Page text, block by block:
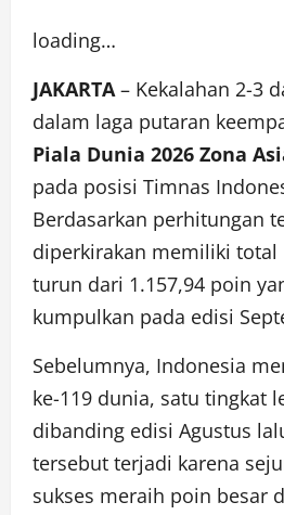
loading…
JAKARTA– Kekalahan 2-3
dalam laga putaran
Piala Dunia 2026 Zona
pada posisi Timnas
Berdasarkan perhitungan
diperkirakan memiliki total
turun dari 1.157,94 poin
kumpulkan pada edisi
Sebelumnya, Indonesia
ke-119 dunia, satu tingkat
dibanding edisi Agustus
tersebut terjadi karena
sukses meraih poin besar